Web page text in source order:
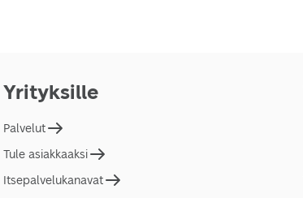
Yrityksille
Palvelut
Tule asiakkaaksi
Itsepalvelukanavat